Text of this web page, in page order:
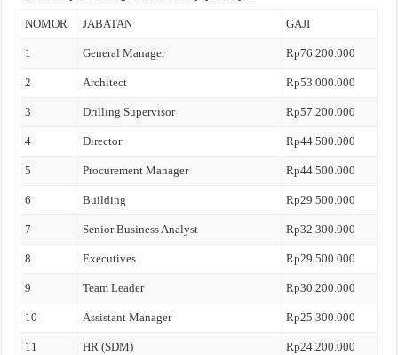
NOMOR JABATAN GAJI
1 General Manager Rp76.200.000
2 Architect Rp53.000.000
3 Drilling Supervisor Rp57.200.000
4 Director Rp44.500.000
5 Procurement Manager Rp44.500.000
6 Building Rp29.500.000
7 Senior Business Analyst Rp32.300.000
8 Executives Rp29.500.000
9 Team Leader Rp30.200.000
10 Assistant Manager Rp25.300.000
11 HR (SDM) Rp24.200.000